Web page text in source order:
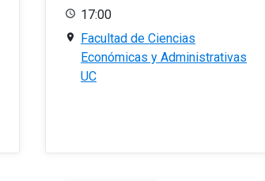
17:00
Facultad de Ciencias
Económicas y Administrativas
UC